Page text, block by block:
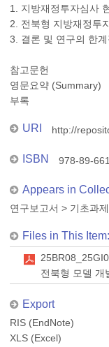
1. 지방재정투자심사
2. 전북형 지방재정투
3. 결론 및 연구의 한계
참고문헌
영문요약 (Summary)
부록
URI http://
ISBN 978-89-
Appears in
연구보고서 > 기초과제
Files in This Item:
전북형 모델 개
Export
RIS (EndNote)
XLS (Excel)